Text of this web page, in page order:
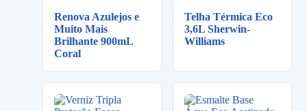
Renova Azulejos e
Muito Mais
Brilhante 900mL
Coral
Telha Térmica Eco
3,6L Sherwin-
Williams